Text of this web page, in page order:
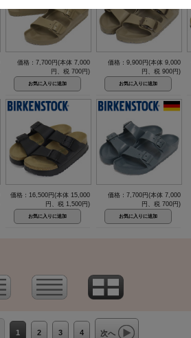
価格：7,700円(本体 7,000
円、税 700円)
価格：9,900円(本体 9,000
円、税 900円)
価格：16,500円(本体 15,000
円、税 1,500円)
価格：7,700円(本体 7,000
円、税 700円)
1 2 3 4 次へ